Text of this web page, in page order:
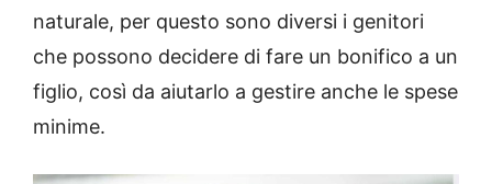
naturale, per questo sono diversi i genitori
che possono decidere di fare un bonifico a un
figlio, così da aiutarlo a gestire anche le spese
minime.